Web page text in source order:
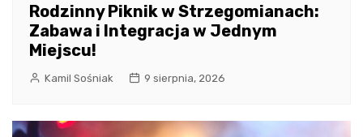
Rodzinny Piknik w Strzegomianach:
Zabawa i Integracja w Jednym
Miejscu!
Kamil Sośniak 9 sierpnia, 2026